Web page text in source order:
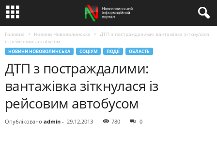
Головна Новини Нововолинська
ДТП з постраждалими: вантажівка зіткнулася
із рейсовим автобусом
НОВИНИ НОВОВОЛИНСЬКА СОЦІУМ ПОДІЇ ОБЛАСТЬ
ДТП з постраждалими:
вантажівка зіткнулася із
рейсовим автобусом
Опубліковано admin - 29.12.2013 780 0